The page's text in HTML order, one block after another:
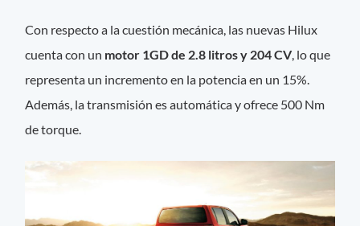
Con respecto a la cuestión mecánica, las nuevas Hilux
cuenta con un motor 1GD de 2.8 litros y 204 CV, lo que
representa un incremento en la potencia en un 15%.
Además, la transmisión es automática y ofrece 500 Nm
de torque.